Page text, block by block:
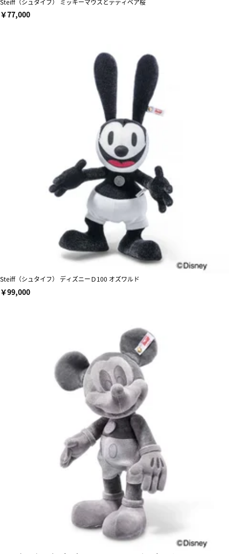
￥77,000
Steiff（シュタイフ） ディズニーＤ100 オズワルド
￥99,000